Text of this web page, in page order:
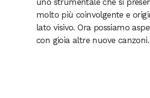
molto più coinvolgente e
lato visivo. Ora possiamo
con gioia altre nuove canzoni.